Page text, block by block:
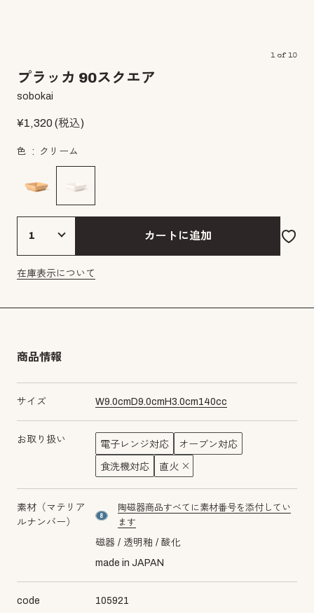
1of 10
プラッカ 90スクエア
sobokai
¥1,320(税込)
色 クリーム
カートに追加
在庫表示について
商品情報
サイズ W9.0cm D9.0cm H3.0cm140cc
お取り扱い 電子レンジ対応 オーブン対応
食洗機対応 直火
素材（マテリア
ルナンバー）
material number8
陶磁器商品すべてに素材番号を添付してい
ます
磁器 透明釉
酸化
made in JAPAN
code 105921